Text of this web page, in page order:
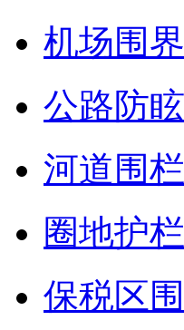
机场围
公路防
河道围
圈地护
保税区